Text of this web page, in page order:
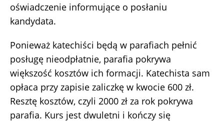
oświadczenie informujące o posłaniu
kandydata.
Ponieważ katechiści będą w parafiach pełnić
posługę nieodpłatnie, parafia pokrywa
większość kosztów ich formacji. Katechista sam
opłaca przy zapisie zaliczkę w kwocie 600 zł.
Resztę kosztów, czyli 2000 zł za rok pokrywa
parafia. Kurs jest dwuletni i kończy się